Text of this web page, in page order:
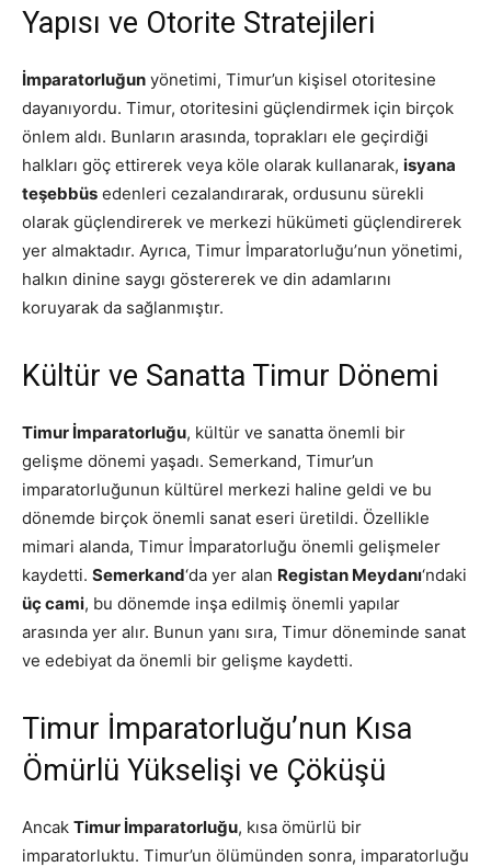
Yapısı ve Otorite Stratejileri
İmparatorluğun yönetimi, Timur’un kişisel otoritesine
dayanıyordu. Timur, otoritesini güçlendirmek için birçok
önlem aldı. Bunların arasında, toprakları ele geçirdiği
halkları göç ettirerek veya köle olarak kullanarak, isyana
teşebbüs edenleri cezalandırarak, ordusunu sürekli
olarak güçlendirerek ve merkezi hükümeti güçlendirerek
yer almaktadır. Ayrıca, Timur İmparatorluğu’nun yönetimi,
halkın dinine saygı göstererek ve din adamlarını
koruyarak da sağlanmıştır.
Kültür ve Sanatta Timur Dönemi
Timur İmparatorluğu, kültür ve sanatta önemli bir
gelişme dönemi yaşadı. Semerkand, Timur’un
imparatorluğunun kültürel merkezi haline geldi ve bu
dönemde birçok önemli sanat eseri üretildi. Özellikle
mimari alanda, Timur İmparatorluğu önemli gelişmeler
kaydetti. Semerkand‘da yer alan Registan Meydanı‘ndaki
üç cami, bu dönemde inşa edilmiş önemli yapılar
arasında yer alır. Bunun yanı sıra, Timur döneminde sanat
ve edebiyat da önemli bir gelişme kaydetti.
Timur İmparatorluğu’nun Kısa
Ömürlü Yükselişi ve Çöküşü
Ancak Timur İmparatorluğu, kısa ömürlü bir
imparatorluktu. Timur’un ölümünden sonra, imparatorluğu